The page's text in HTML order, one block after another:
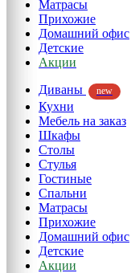
Матрасы
Прихожие
Домашний офис
Детские
Акции
Диваны
new
Кухни
Мебель на заказ
Шкафы
Столы
Стулья
Гостиные
Спальни
Матрасы
Прихожие
Домашний офис
Детские
Акции